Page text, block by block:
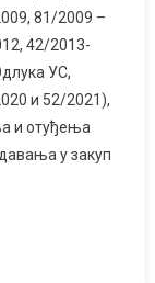
81/2009 –
42/2013-
УС,
и 52/2021),
и отуђења
у закуп